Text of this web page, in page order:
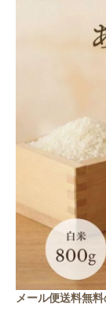
メール便送料無